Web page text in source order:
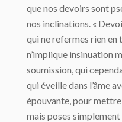
que nos devoirs sont
nos inclinations. «
qui ne refermes rien en
n’implique insinuation
soumission, qui
qui éveille dans l’âme
épouvante, pour
mais poses